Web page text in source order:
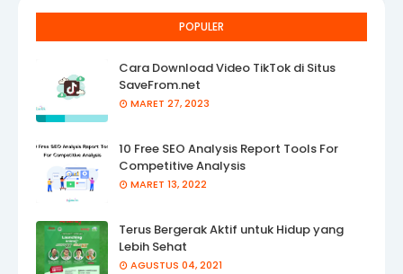
POPULER
Cara Download Video TikTok di Situs
SaveFrom.net
MARET 27, 2023
10 Free SEO Analysis Report Tools For
Competitive Analysis
MARET 13, 2022
Terus Bergerak Aktif untuk Hidup yang
Lebih Sehat
AGUSTUS 04, 2021